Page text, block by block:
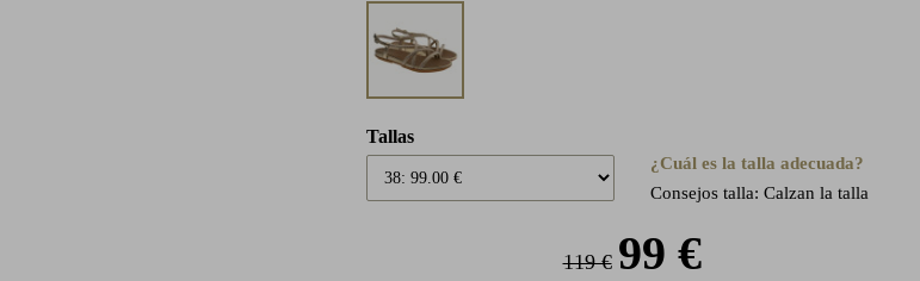
Tallas
¿Cuál es la talla adecuada?
Consejos talla: Calzan la talla
119 € 99 €